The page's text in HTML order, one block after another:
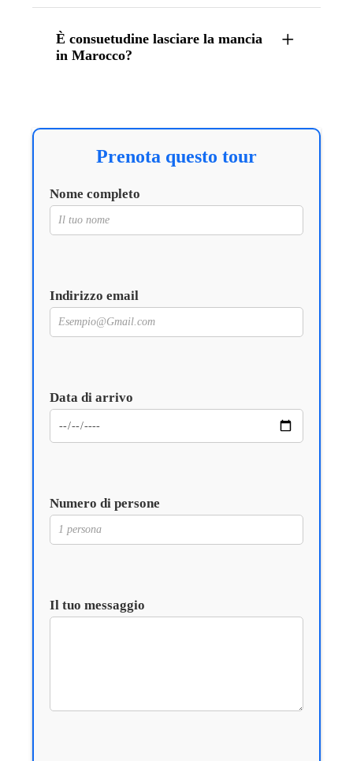
È consuetudine lasciare la mancia
in Marocco?
Prenota questo tour
Nome completo
Indirizzo email
Data di arrivo
Numero di persone
Il tuo messaggio